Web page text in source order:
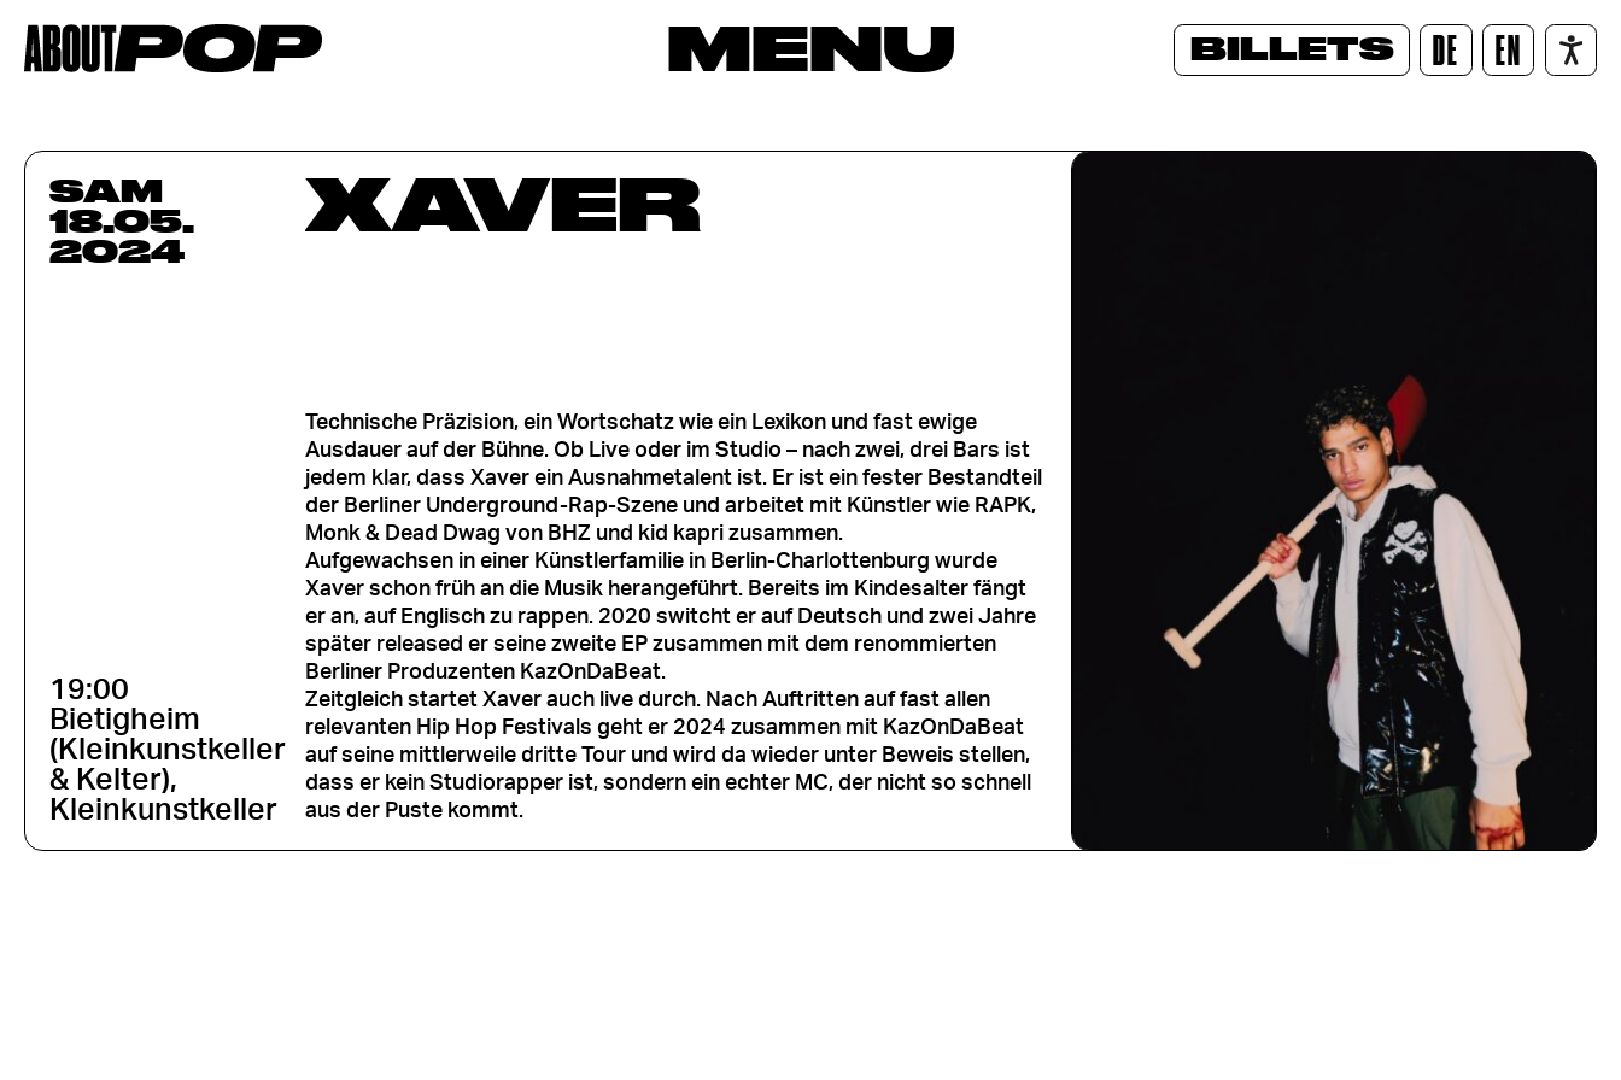
MENU BILLETS DE EN
SAM
18.05.
2024
19:00
Bietigheim
(Kleinkunstkeller
& Kelter),
Kleinkunstkeller
XAVER
Technische Präzision, ein Wortschatz wie ein Lexikon und fast ewige
Ausdauer auf der Bühne. Ob Live oder im Studio – nach zwei, drei Bars ist
jedem klar, dass Xaver ein Ausnahmetalent ist. Er ist ein fester Bestandteil
der Berliner Underground-Rap-Szene und arbeitet mit Künstler wie RAPK,
Monk & Dead Dwag von BHZ und kid kapri zusammen.
Aufgewachsen in einer Künstlerfamilie in Berlin-Charlottenburg wurde
Xaver schon früh an die Musik herangeführt. Bereits im Kindesalter fängt
er an, auf Englisch zu rappen. 2020 switcht er auf Deutsch und zwei Jahre
später released er seine zweite EP zusammen mit dem renommierten
Berliner Produzenten KazOnDaBeat.
Zeitgleich startet Xaver auch live durch. Nach Auftritten auf fast allen
relevanten Hip Hop Festivals geht er 2024 zusammen mit KazOnDaBeat
auf seine mittlerweile dritte Tour und wird da wieder unter Beweis stellen,
dass er kein Studiorapper ist, sondern ein echter MC, der nicht so schnell
aus der Puste kommt.